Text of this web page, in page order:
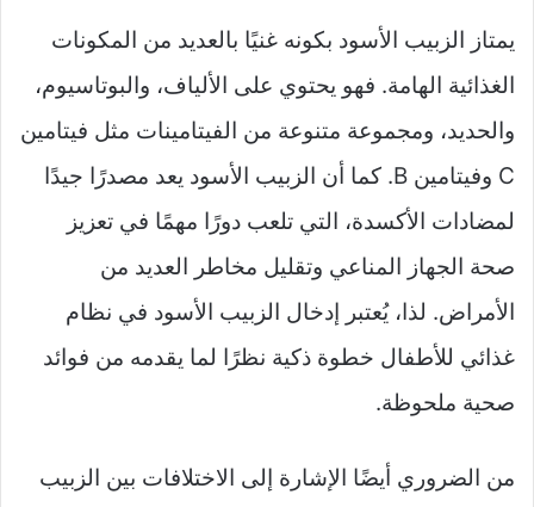
يمتاز الزبيب الأسود بكونه غنيًا بالعديد من المكونات
الغذائية الهامة. فهو يحتوي على الألياف، والبوتاسيوم،
والحديد، ومجموعة متنوعة من الفيتامينات مثل فيتامين
C وفيتامين B. كما أن الزبيب الأسود يعد مصدرًا جيدًا
لمضادات الأكسدة، التي تلعب دورًا مهمًا في تعزيز
صحة الجهاز المناعي وتقليل مخاطر العديد من
الأمراض. لذا، يُعتبر إدخال الزبيب الأسود في نظام
غذائي للأطفال خطوة ذكية نظرًا لما يقدمه من فوائد
صحية ملحوظة.
من الضروري أيضًا الإشارة إلى الاختلافات بين الزبيب